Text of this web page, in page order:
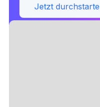
Jetzt